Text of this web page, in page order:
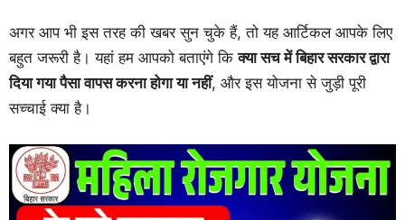
अगर आप भी इस तरह की खबर सुन चुके हैं, तो यह आर्टिकल आपके लिए
बहुत जरूरी है। यहां हम आपको बताएंगे किक्या सच में बिहार सरकार द्वारा
दिया गया पैसा वापस करना होगा या नहीं, और इस योजना से जुड़ी पूरी
सच्चाई क्या है।